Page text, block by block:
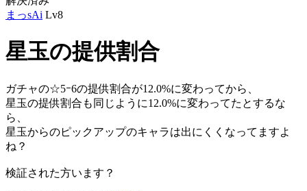
まっsAi Lv8
星玉の提供割合
ガチャの☆5ｰ6の提供割合が12.0%に変わってから、
星玉の提供割合も同じように12.0%に変わってたとするな
ら、
星玉からのピックアップのキャラは出にくくなってますよ
ね？
検証された方います？